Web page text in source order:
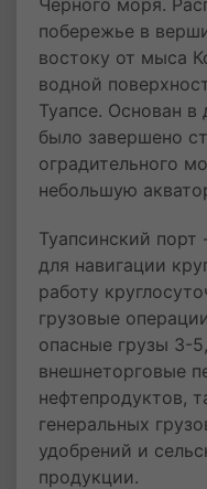
Черного моря.
побережье в
востоку от мыса
водной
Туапсе. Основан в
было завершено
оградительного
небольшую
Туапсинский
для навигации
работу
грузовые
опасные грузы 3-
внешнеторговые
нефтепродуктов,
генеральных
удобрений и
продукции.